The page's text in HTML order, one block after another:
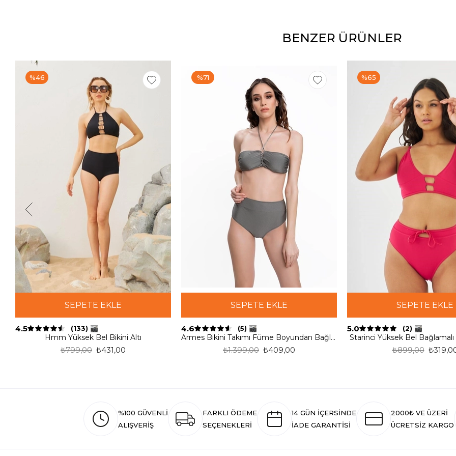
BENZER ÜRÜNLER
SEPETE EKLE
4.5 (133)
Hmm Yüksek Bel Bikini Altı
₺431,00
₺799,00
%46
SEPETE EKLE
4.6 (5)
Armes Bikini Takımı Füme Boyundan Bağlamalı
₺409,00
₺1.399,00
%71
SEPETE EKLE
5.0 (2)
Starinci Yüksek Bel
₺899,00
%65
%100 GÜVENLİ
ALIŞVERİŞ
FARKLI ÖDEME
SEÇENEKLERİ
14 GÜN İÇERSİNDE
İADE GARANTİSİ
2000₺ VE ÜZERİ
ÜCRETSİZ KARGO